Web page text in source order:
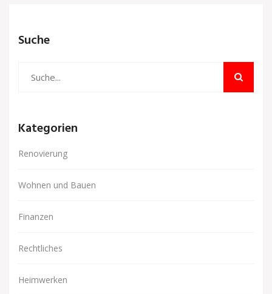
Suche
Kategorien
Renovierung
Wohnen und Bauen
Finanzen
Rechtliches
Heimwerken